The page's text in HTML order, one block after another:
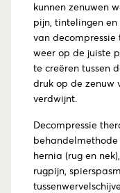
kunnen zenuwen
pijn, tintelingen
van decompressie
weer op de juiste
te creëren tussen
druk op de zenuw
verdwijnt.
Decompressie
behandelmethode
hernia (rug en
rugpijn,